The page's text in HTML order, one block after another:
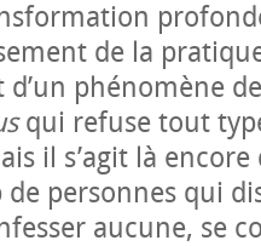
de la
d’un phénomène
qui refuse tout
il s’agit là encore
personnes qui
aucune, se